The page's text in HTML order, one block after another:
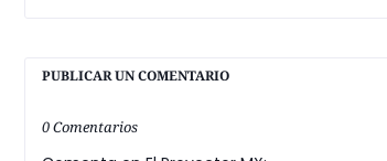
PUBLICAR UN COMENTARIO
0 Comentarios